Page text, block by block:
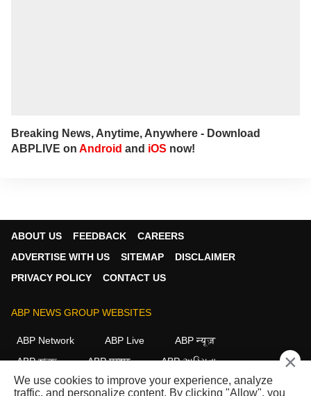
Breaking News, Anytime, Anywhere - Download
ABPLIVE on Android and iOS now!
ABOUT US FEEDBACK
CAREERS
ADVERTISE WITH US
SITEMAP
DISCLAIMER
PRIVACY POLICY
CONTACT US
ABP NEWS GROUP WEBSITES
ABP Network ABP Live
ABP न्यूज़
ABP আনন্দ
ABP माझा
ABP અસ્મિતા
ABP Ganga
ABP ਸਾਂਝਾ ABP நாடு ABP దేశం
×
We use cookies to improve your experience, analyze
traffic, and personalize content. By clicking "Allow", you